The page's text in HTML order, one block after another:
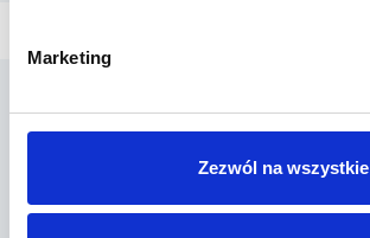
Marketing
Zezwól na wszystkie
Nasza oferta